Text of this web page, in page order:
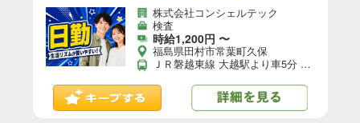
株式会社コンシェルテック
検査
時給1,200円 〜
福島県田村市常葉町久保
ＪＲ磐越東線 大越駅より車5分 【自動車通勤】可(無料駐車場あり)／【自転車通勤】可／※就業先により異なる可能性あり。応募時お問い合わせください。